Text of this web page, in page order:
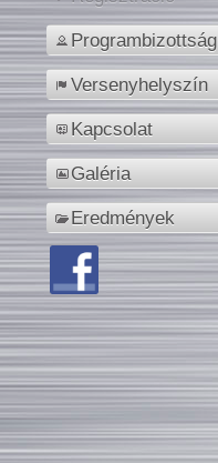
Programbizottság
Versenyhelyszín
Kapcsolat
Galéria
Eredmények